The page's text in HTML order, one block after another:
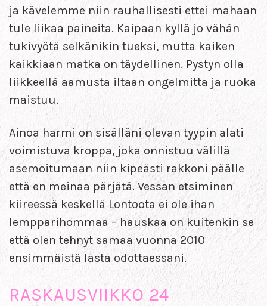
ja kävelemme niin rauhallisesti ettei mahaan
tule liikaa paineita. Kaipaan kyllä jo vähän
tukivyötä selkänikin tueksi, mutta kaiken
kaikkiaan matka on täydellinen. Pystyn olla
liikkeellä aamusta iltaan ongelmitta ja ruoka
maistuu.
Ainoa harmi on sisälläni olevan tyypin alati
voimistuva kroppa, joka onnistuu välillä
asemoitumaan niin kipeästi rakkoni päälle
että en meinaa pärjätä. Vessan etsiminen
kiireessä keskellä Lontoota ei ole ihan
lempparihommaa – hauskaa on kuitenkin se
että olen tehnyt samaa vuonna 2010
ensimmäistä lasta odottaessani.
RASKAUSVIIKKO 24